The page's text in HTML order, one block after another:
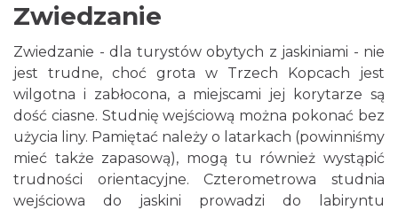
Zwiedzanie
Zwiedzanie - dla turystów obytych z jaskiniami - nie
jest trudne, choć grota w Trzech Kopcach jest
wilgotna i zabłocona, a miejscami jej korytarze są
dość ciasne. Studnię wejściową można pokonać bez
użycia liny. Pamiętać należy o latarkach (powinniśmy
mieć także zapasową), mogą tu również wystąpić
trudności orientacyjne. Czterometrowa studnia
wejściowa do jaskini prowadzi do labiryntu